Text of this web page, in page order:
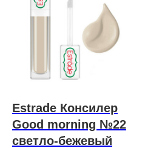
Estrade Консилер
Good morning №22
светло-бежевый